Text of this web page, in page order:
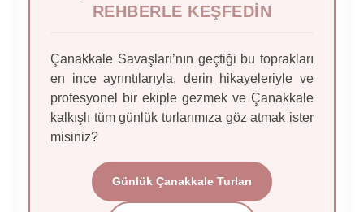
REHBERLE KEŞFEDIN
Çanakkale Savaşları’nın geçtiği bu toprakları
en ince ayrıntılarıyla, derin hikayeleriyle ve
profesyonel bir ekiple gezmek ve Çanakkale
kalkışlı tüm günlük turlarımıza göz atmak ister
misiniz?
Günlük Çanakkale Turları